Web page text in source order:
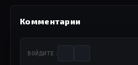
Комментарии
ВОЙДИТЕ: